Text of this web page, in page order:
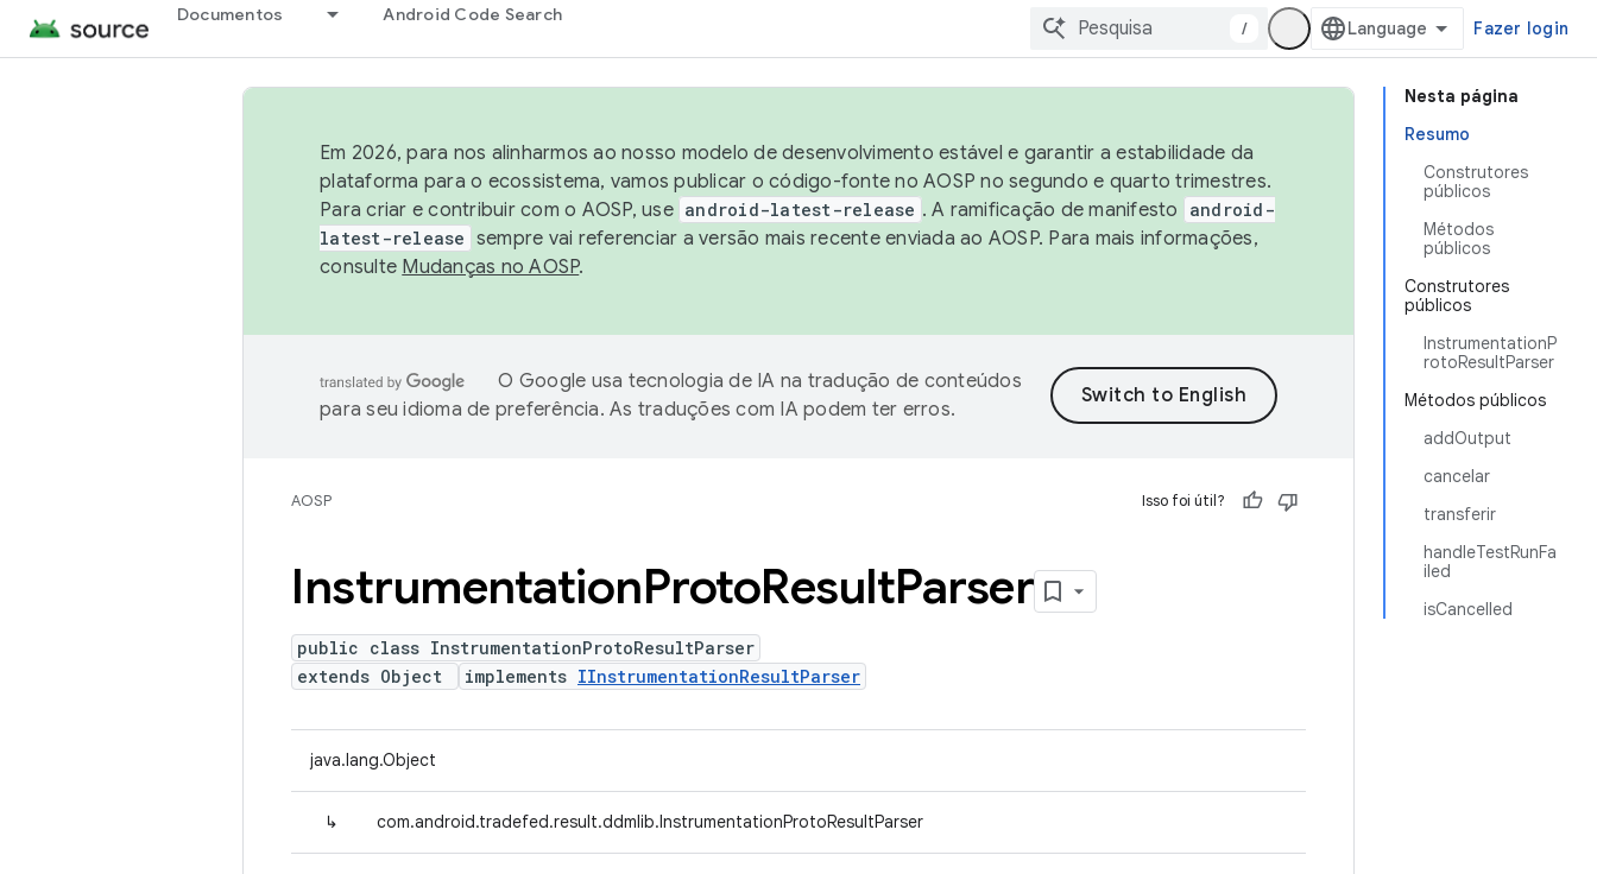
Documentos Android Code Search
/ Fazer login
Nesta página
Resumo
Construtores
públicos
Métodos
públicos
Construtores
públicos
InstrumentationP
rotoResultParser
Métodos públicos
addOutput
cancelar
transferir
handleTestRunFa
iled
isCancelled
Em 2026, para nos alinharmos ao nosso modelo de desenvolvimento estável e garantir a estabilidade da
plataforma para o ecossistema, vamos publicar o código-fonte no AOSP no segundo e quarto trimestres.
Para criar e contribuir com o AOSP, use android-latest-release . A ramificação de manifesto
android-
latest-release sempre vai referenciar a versão mais recente enviada ao AOSP. Para mais informações,
consulte Mudanças no AOSP.
O Google usa tecnologia de IA na tradução de conteúdos
para seu idioma de preferência. As traduções com IA podem ter erros.
AOSP Isso foi útil?
InstrumentationProtoResultParser
public class InstrumentationProtoResultParser
extends Object
implements IInstrumentationResultParser
java.lang.Object
↳ com.android.tradefed.result.ddmlib.InstrumentationProtoResultParser